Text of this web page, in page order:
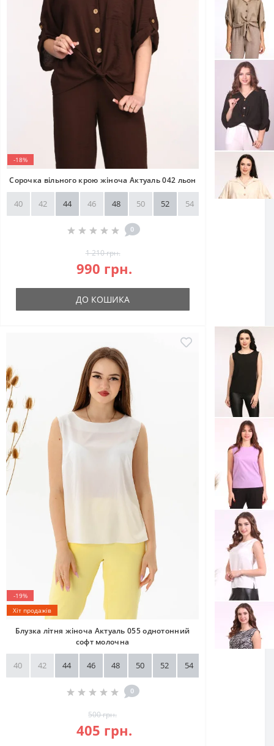
-18%
Сорочка вільного крою жіноча Актуаль 042 льон
40 42 44 46 48 50 52 54
0
1 210 грн.
990 грн.
ДО КОШИКА
-19%
Хіт продажів
Блузка літня жіноча Актуаль 055 однотонний
софт молочна
40 42 44 46 48 50 52 54
0
500 грн.
405 грн.